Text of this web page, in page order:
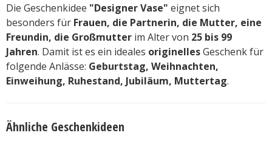
Die Geschenkidee "Designer Vase" eignet sich
besonders für Frauen, die Partnerin, die Mutter, eine
Freundin, die Großmutter im Alter von 25 bis 99
Jahren. Damit ist es ein ideales originellesGeschenk für
folgende Anlässe: Geburtstag, Weihnachten,
Einweihung, Ruhestand, Jubiläum, Muttertag.
Ähnliche Geschenkideen